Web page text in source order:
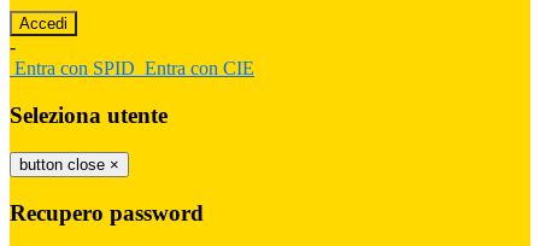
-
Entra con SPID Entra con CIE
Seleziona utente
button close ×
Recupero password